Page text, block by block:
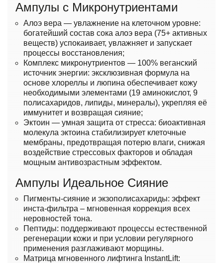
Ампулы с Микронутриентами
Алоэ вера — увлажнение на клеточном уровне:
богатейший состав сока алоэ вера (75+ активных
веществ) успокаивает, увлажняет и запускает
процессы восстановления;
Комплекс микронутриентов — 100% веганский
источник энергии: эксклюзивная формула на
основе хлореллы и люпина обеспечивает кожу
необходимыми элементами (19 аминокислот, 9
полисахаридов, липиды, минералы), укрепляя её
иммунитет и возвращая сияние;
Эктоин — умная защита от стресса: биоактивная
молекула эктоина стабилизирует клеточные
мембраны, предотвращая потерю влаги, снижая
воздействие стрессовых факторов и обладая
мощным антивозрастным эффектом.
Ампулы Идеальное Сияние
Пигменты-сияние и экзополисахариды: эффект
инста-фильтра – мгновенная коррекция всех
неровностей тона.
Пептиды: поддерживают процессы естественной
регенерации кожи и при условии регулярного
применения разглаживают морщины.
Матрица мгновенного лифтинга InstantLift: